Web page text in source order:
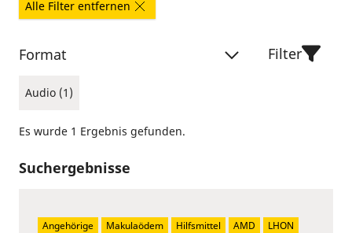
Alle Filter entfernen
Format
Audio (1)
Filter
Es wurde 1 Ergebnis gefunden.
Suchergebnisse
Angehörige Makulaödem Hilfsmittel AMD
LHON